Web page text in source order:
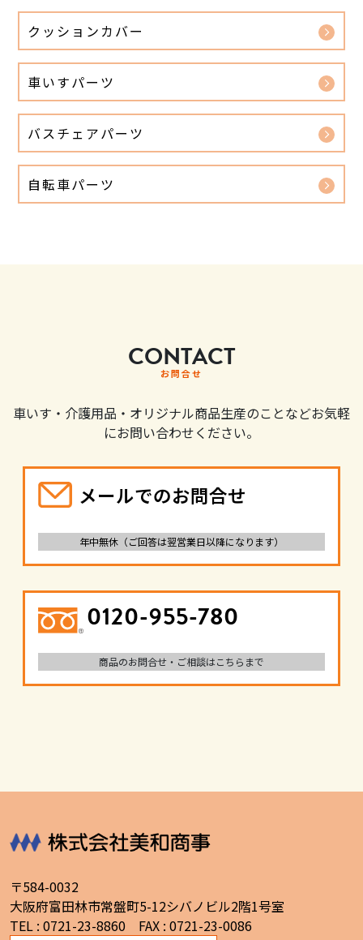
クッションカバー
車いすパーツ
バスチェアパーツ
自転車パーツ
CONTACT
お問合せ
車いす・介護用品・オリジナル商品生産のことなどお気軽
にお問い合わせください。
メールでのお問合せ
年中無休（ご回答は翌営業日以降になります）
0120-955-780
商品のお問合せ・ご相談はこちらまで
〒584-0032
大阪府富田林市常盤町5-12シバノビル2階1号室
TEL : 0721-23-8860 FAX : 0721-23-0086